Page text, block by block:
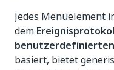
Jedes Menüelement
dem
basiert, bietet